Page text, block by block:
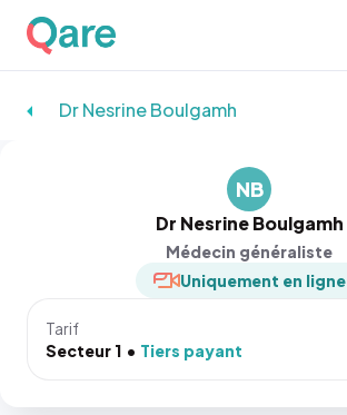
Dr Nesrine Boulgamh
NB
Dr Nesrine Boulgamh
Médecin généraliste
Uniquement en ligne
Tarif
Secteur 1
Tiers payant